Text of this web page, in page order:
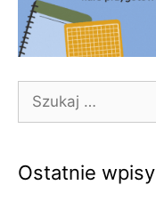
Ostatnie wpisy